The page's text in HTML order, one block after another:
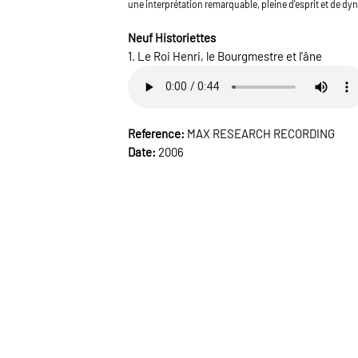
une interprétation remarquable, pleine d'esprit et de
Neuf Historiettes
1. Le Roi Henri, le Bourgmestre et l'âne
Reference: MAX RESEARCH RECORDING
Date: 2006